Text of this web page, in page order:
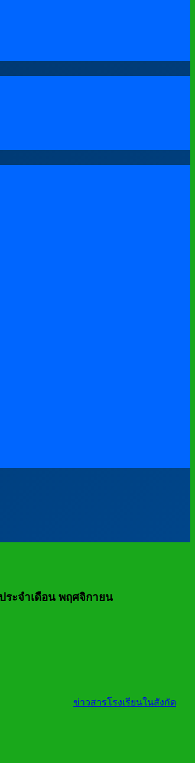
ระจำเดือน พฤศจิกายน
ข่าวสารโรงเรียนในสังกัด